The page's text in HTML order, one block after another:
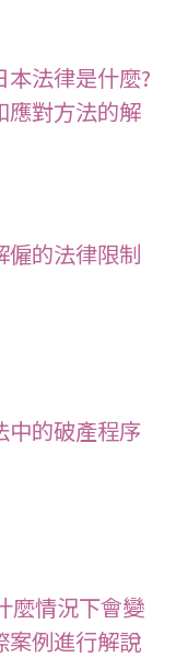
本法律是什麼?
應對方法的解
僱的法律限制
中的破產程序
麼情況下會變
案例進行解說